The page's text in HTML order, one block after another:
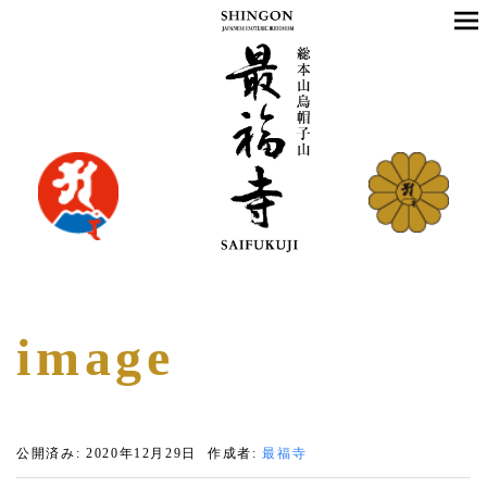
image
公開済み: 2020年12月29日 作成者:最福寺